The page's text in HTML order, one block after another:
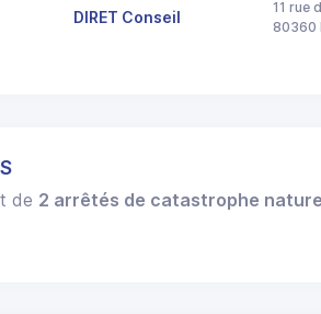
DIRET Conseil
11 rue
80360
de 2 arrêtés de catastrophe